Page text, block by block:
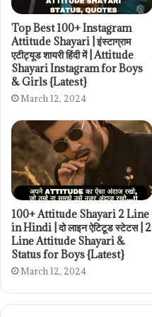
Top Best 100+ Instagram
Attitude Shayari | इंस्टाग्राम
एटीट्यूड शायरी हिंदी में | Attitude
Shayari Instagram for Boys
& Girls {Latest}
March 12, 2024
100+ Attitude Shayari 2 Line
in Hindi | दो लाइन ऐटिटूड स्टेटस | 2
Line Attitude Shayari &
Status for Boys {Latest}
March 12, 2024